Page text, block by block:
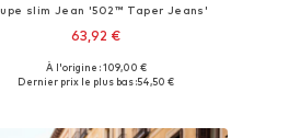
slim Jean '502™ Taper Jeans'
63,92 €
Disponible en plusieurs tailles
À l'origine : 109,00 €
Dernier prix le plus bas :54,50 €